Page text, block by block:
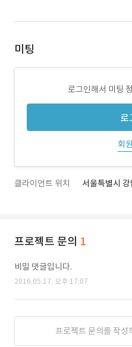
미팅
로그인해서 미팅
로
회
클라이언트 위치 서울특별시 강
프로젝트 문의 1
비밀 댓글입니다.
2016.05.17. 오후 17:07
프로젝트 문의를 작성